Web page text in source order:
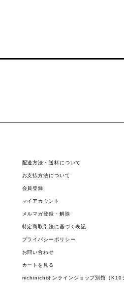
配送方法・送料について
お支払方法について
会員登録
マイアカウント
メルマガ登録・解除
特定商取引法に基づく表記
プライバシーポリシー
お問い合わせ
カートを見る
nichinichiオンラインショップ別館（K10